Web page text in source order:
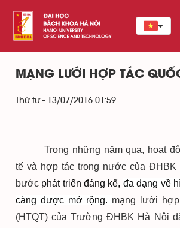
MẠNG LƯỚI HỢP TÁC
Thứ tư - 13/07/2016 01:59
Trong những năm qua, hoạt
tế và hợp tác trong nước của ĐHBK
bước phát triển đáng kể, đa dạng về
càng được mở rộng. mạng lưới
(HTQT) của Trường ĐHBK Hà Nội